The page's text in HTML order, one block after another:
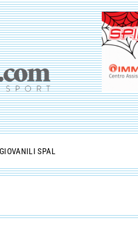
GIOVANILI SPAL